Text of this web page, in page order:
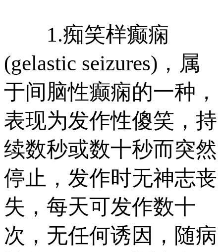
1.痴笑样癫痫
(gelastic seizures)，属
于间脑性癫痫的一种，
表现为发作性傻笑，持
续数秒或数十秒而突然
停止，发作时无神志丧
失，每天可发作数十
次，无任何诱因，随病